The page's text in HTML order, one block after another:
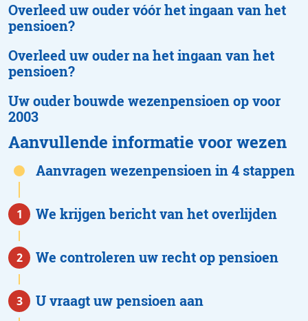
Overleed uw ouder vóór het ingaan van het
pensioen?
Overleed uw ouder na het ingaan van het
pensioen?
Uw ouder bouwde wezenpensioen op voor
2003
Aanvullende informatie voor wezen